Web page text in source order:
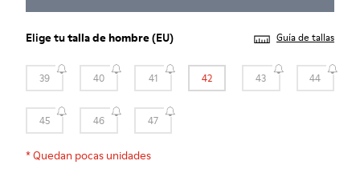
Elige tutalla de hombre(EU) Guía de tallas
39 40 41 42 43 44
45 46 47
*Quedan pocas unidades